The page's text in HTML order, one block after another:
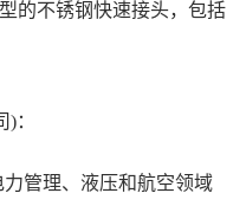
的不锈钢快速接头，包括
：
管理、液压和航空领域